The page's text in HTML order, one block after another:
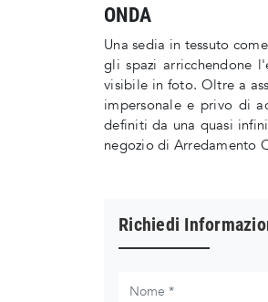
ONDA
Una sedia in tessuto
gli spazi arricchendone
visibile in foto. Oltre a
impersonale e privo di
definiti da una quasi
negozio di Arredamento
Richiedi